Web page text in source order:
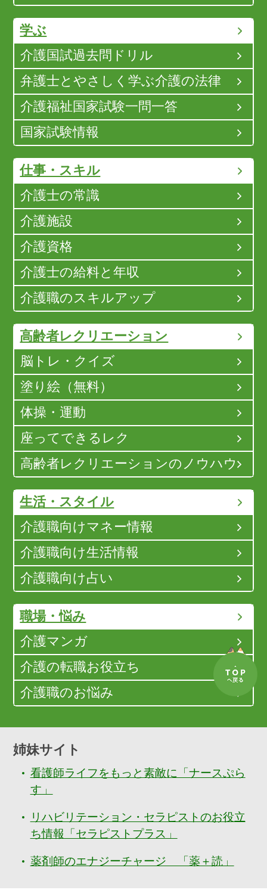
学ぶ
介護国試過去問ドリル
弁護士とやさしく学ぶ介護の法律
介護福祉国家試験一問一答
国家試験情報
仕事・スキル
介護士の常識
介護施設
介護資格
介護士の給料と年収
介護職のスキルアップ
高齢者レクリエーション
脳トレ・クイズ
塗り絵（無料）
体操・運動
座ってできるレク
高齢者レクリエーションのノウハウ
生活・スタイル
介護職向けマネー情報
介護職向け生活情報
介護職向け占い
職場・悩み
介護マンガ
介護の転職お役立ち
介護職のお悩み
姉妹サイト
看護師ライフをもっと素敵に「ナースぷら
す」
リハビリテーション・セラピストのお役立
ち情報「セラピストプラス」
薬剤師のエナジーチャージ 「薬＋読」